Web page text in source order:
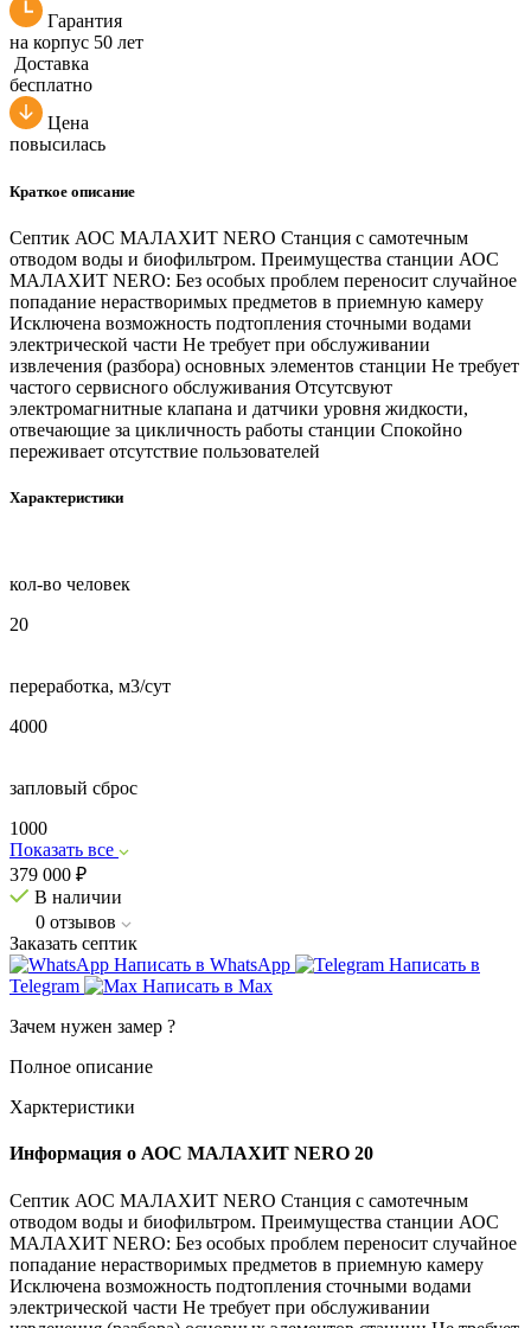
Гарантия
на корпус 50 лет
Доставка
бесплатно
Цена
повысилась
Краткое описание
Септик АОС МАЛАХИТ NERO Станция с самотечным
отводом воды и биофильтром. Преимущества станции АОС
МАЛАХИТ NERO: Без особых проблем переносит случайное
попадание нерастворимых предметов в приемную камеру
Исключена возможность подтопления сточными водами
электрической части Не требует при обслуживании
извлечения (разбора) основных элементов станции Не требует
частого сервисного обслуживания Отсутсвуют
электромагнитные клапана и датчики уровня жидкости,
отвечающие за цикличность работы станции Спокойно
переживает отсутствие пользователей
Характеристики
кол-во человек
20
переработка, м3/сут
4000
запловый сброс
1000
Показать все
379 000 ₽
В наличии
0 отзывов
Заказать септик
Написать в WhatsApp
Написать в
Telegram
Написать в Max
Зачем нужен замер ?
Полное описание
Харктеристики
Информация о АОС МАЛАХИТ NERO 20
Септик АОС МАЛАХИТ NERO Станция с самотечным
отводом воды и биофильтром. Преимущества станции АОС
МАЛАХИТ NERO: Без особых проблем переносит случайное
попадание нерастворимых предметов в приемную камеру
Исключена возможность подтопления сточными водами
электрической части Не требует при обслуживании